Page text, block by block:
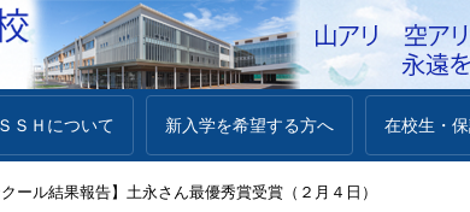
ＳＳＨについて 新入学を希望する方へ 在校生・
ール結果報告】土永さん最優秀賞受賞（２月４日）